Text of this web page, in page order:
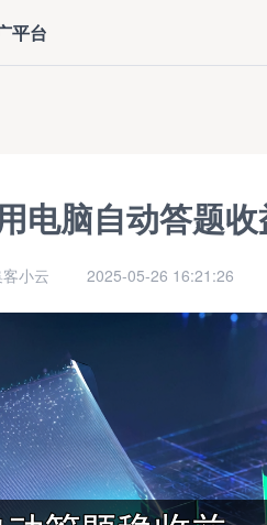
平台
电脑自动答题
小云 2025-05-26 16:21:26